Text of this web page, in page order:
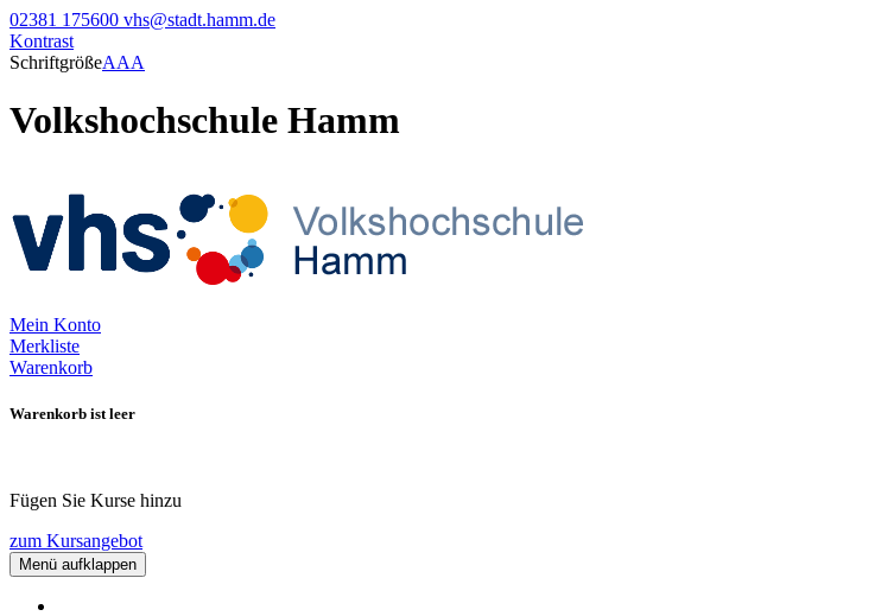
02381 175600 vhs@stadt.hamm.de
Kontrast
SchriftgrößeAAA
Volkshochschule Hamm
Mein Konto
Merkliste
Warenkorb
Warenkorb ist leer
Fügen Sie Kurse hinzu
zum Kursangebot
Menü aufklappen